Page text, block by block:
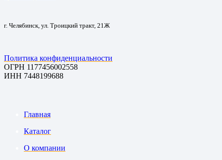
г. Челябинск, ул. Троицкий тракт, 21Ж
Политика конфиденциальности
ОГРН 1177456002558
ИНН 7448199688
Главная
Каталог
О компании